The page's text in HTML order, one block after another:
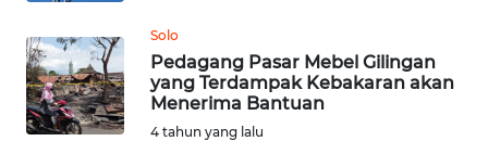
Solo
Pedagang Pasar Mebel Gilingan
yang Terdampak Kebakaran akan
Menerima Bantuan
4 tahun yang lalu
INFO
IKLAN